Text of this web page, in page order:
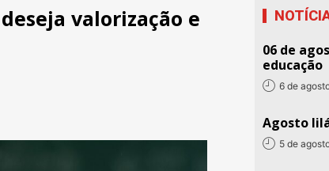
valorização e
06 de
educação
6 de
Agosto
5 de